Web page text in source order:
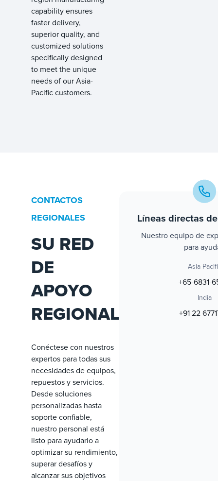
capability ensures
faster delivery,
superior quality, and
customized solutions
specifically designed
to meet the unique
needs of our Asia-
Pacific customers.
CONTACTOS
REGIONALES
SU RED
DE
APOYO
REGIONAL
Conéctese con nuestros
expertos para todas sus
necesidades de equipos,
repuestos y servicios.
Desde soluciones
personalizadas hasta
soporte confiable,
nuestro personal está
listo para ayudarlo a
optimizar su rendimiento,
superar desafíos y
alcanzar sus objetivos
Líneas directas
Nuestro equipo de
para
Asia
+65-6831-
India
+91 22